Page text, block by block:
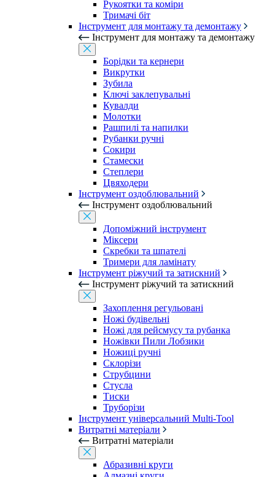
Рукоятки та коміри
Тримачі біт
Інструмент для монтажу та демонтажу
Інструмент для монтажу та демонтажу
Борідки та кернери
Викрутки
Зубила
Ключі заклепувальні
Кувалди
Молотки
Рашпилі та напилки
Рубанки ручні
Сокири
Стамески
Степлери
Цвяходери
Інструмент оздоблювальний
Інструмент оздоблювальний
Допоміжний інструмент
Міксери
Скребки та шпателі
Тримери для ламінату
Інструмент ріжучий та затискний
Інструмент ріжучий та затискний
Захоплення регульовані
Ножі будівельні
Ножі для рейсмусу та рубанка
Ножівки Пили Лобзики
Ножиці ручні
Склорізи
Струбцини
Стусла
Тиски
Труборізи
Інструмент універсальний Multi-Tool
Витратні матеріали
Витратні матеріали
Абразивні круги